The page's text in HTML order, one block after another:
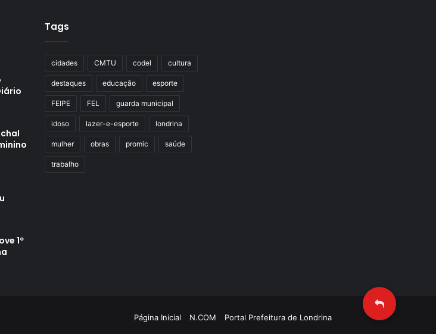
1º
Tags
cidades CMTU codel cultura
destaques educação esporte
FEIPE FEL guarda municipal
idoso lazer-e-esporte londrina
mulher obras promic saúde
trabalho
Criação de Sites TTG Sistemas
Página Inicial N.COM Portal Prefeitura de Londrina